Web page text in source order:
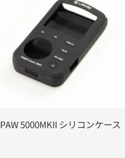
PAW 5000MKII シリコンケース